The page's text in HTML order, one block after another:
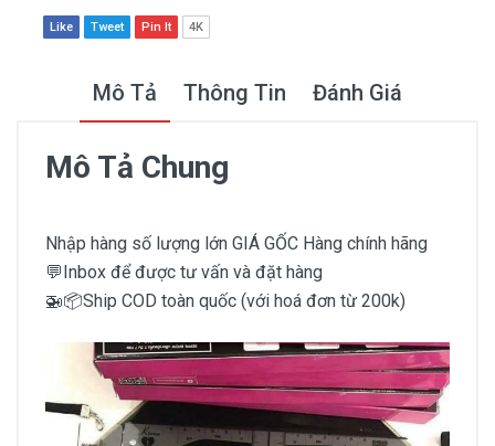
Like Tweet Pin It 4K
Mô Tả Thông Tin Đánh Giá
Mô Tả Chung
Nhập hàng số lượng lớn GIÁ GỐC Hàng chính hãng
💬Inbox để được tư vấn và đặt hàng